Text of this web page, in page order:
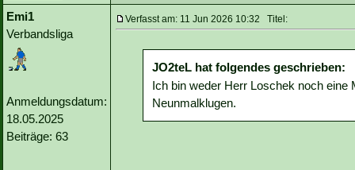
Emi1
Verbandsliga
Anmeldungsdatum:
18.05.2025
Beiträge: 63
Verfasst am: 11 Jun 2026 10:32 Titel:
JO2teL hat folgendes geschrieben:
Ich bin weder Herr Loschek noch eine
Neunmalklugen.